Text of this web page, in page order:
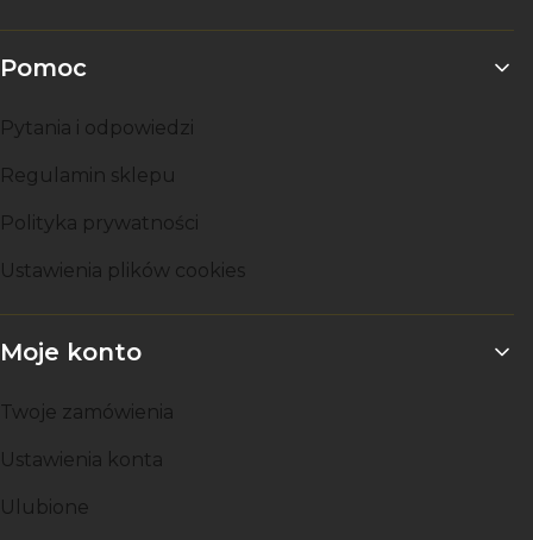
Pomoc
Pytania i odpowiedzi
Regulamin sklepu
Polityka prywatności
Ustawienia plików cookies
Moje konto
Twoje zamówienia
Ustawienia konta
Ulubione